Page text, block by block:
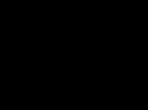
de tráfico